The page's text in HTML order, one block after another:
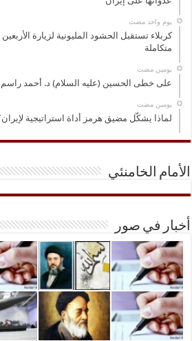
‏يوم واحد مضت
كربلاء تستقبل الحشود المليونية لزيارة
متكاملة
‏يومين مضت
على خطى الحسين (عليه السلام) د. أحمد راسم
‏يومين مضت
لماذا يشكّل مضيق هرمز أداة استراتيجية
الأمام الخامنئي
أخبار في صور